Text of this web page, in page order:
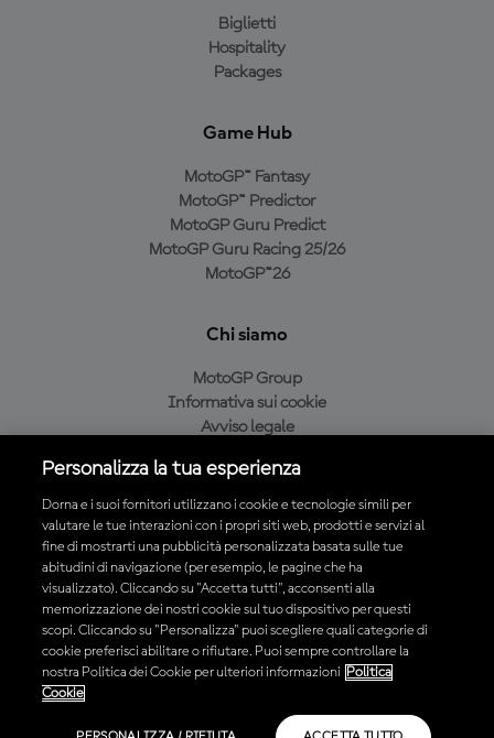
Biglietti
Hospitality
Packages
Game Hub
MotoGP™ Fantasy
MotoGP™ Predictor
MotoGP Guru Predict
MotoGP Guru Racing 25/26
MotoGP™26
Chi siamo
MotoGP Group
Informativa sui cookie
Avviso legale
Condizioni di acquisto
Scarica l'app ufficiale MotoGP™
© 2026 MotoGP Sports Entertainment Group. Tutti i diritti riservati.
Tutti i marchi sono di proprietà dei rispettivi proprietari.
Personalizza la tua esperienza
Dorna e i suoi fornitori utilizzano i cookie e tecnologie simili per
valutare le tue interazioni con i propri siti web, prodotti e servizi al
fine di mostrarti una pubblicità personalizzata basata sulle tue
abitudini di navigazione (per esempio, le pagine che ha
visualizzato). Cliccando su "Accetta tutti", acconsenti alla
memorizzazione dei nostri cookie sul tuo dispositivo per questi
scopi. Cliccando su "Personalizza" puoi scegliere quali categorie di
cookie preferisci abilitare o rifiutare. Puoi sempre controllare la
nostra Politica dei Cookie per ulteriori informazioni
Politica
Cookie